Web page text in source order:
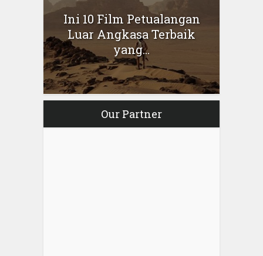
Ini 10 Film Petualangan
Luar Angkasa Terbaik
yang...
Our Partner